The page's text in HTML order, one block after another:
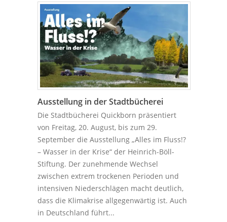
Ausstellung in der Stadtbücherei
Die Stadtbücherei Quickborn präsentiert
von Freitag, 20. August, bis zum 29.
September die Ausstellung „Alles im Fluss!?
– Wasser in der Krise“ der Heinrich-Böll-
Stiftung. Der zunehmende Wechsel
zwischen extrem trockenen Perioden und
intensiven Niederschlägen macht deutlich,
dass die Klimakrise allgegenwärtig ist. Auch
in Deutschland führt...